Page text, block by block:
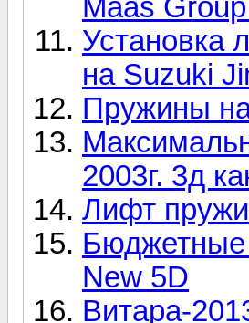
Maas
Установка
на Suzuki
Пружины
2003г. 3д
Лифт
Бюджетные
New 5D
Витара-